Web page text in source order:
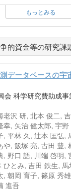
もっとみる
的資金等の研究課
データベースの宇
会 科学研究費助成
老沢 研, 北本 俊二,
幸, 矢治 健太郎, 宇
, 平林 久, 辻本 匡弘,
や, 飯塚 亮, 古田 豊,
, 野口 語, 川端 啓明,
ひとみ, 吉田 鉄生,
, 朝岡 育子, 篠原 秀
進吾